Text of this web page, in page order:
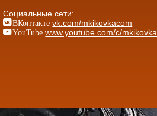
Социальные сети:
ВКонтакте vk.com/mkikovkacom
YouTube www.youtube.com/c/mkikovka